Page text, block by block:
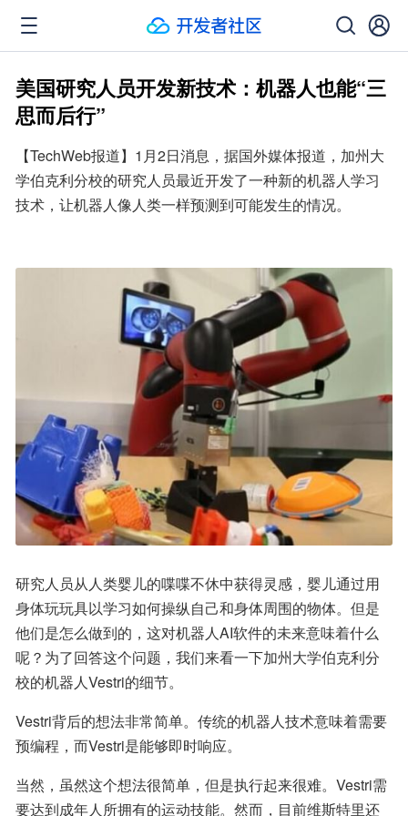
美国研究人员开发新技术：机器人也能“三
思而后行”
【TechWeb报道】1月2日消息，据国外媒体报道，加州大
学伯克利分校的研究人员最近开发了一种新的机器人学习
技术，让机器人像人类一样预测到可能发生的情况。
研究人员从人类婴儿的喋喋不休中获得灵感，婴儿通过用
身体玩玩具以学习如何操纵自己和身体周围的物体。但是
他们是怎么做到的，这对机器人AI软件的未来意味着什么
呢？为了回答这个问题，我们来看一下加州大学伯克利分
校的机器人Vestri的细节。
Vestri背后的想法非常简单。传统的机器人技术意味着需要
预编程，而Vestri是能够即时响应。
当然，虽然这个想法很简单，但是执行起来很难。Vestri需
要达到成年人所拥有的运动技能。然而，目前维斯特里还